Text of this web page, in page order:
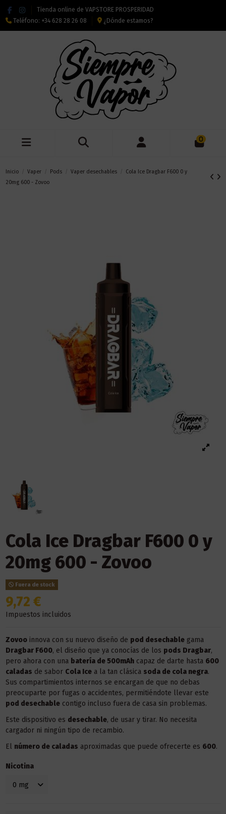
Tienda online de VAPSTORE PROSPERIDAD
Teléfono: +34 628 28 26 08 ¿Dónde estamos?
0
Inicio Vaper Pods Vaper desechables
Cola Ice Dragbar F600 0 y
20mg 600 - Zovoo
Cola Ice Dragbar F600 0 y
20mg 600 - Zovoo
Fuera de stock
9,72 €
Impuestos incluidos
Zovooinnova con su nuevo diseño de pod desechablegama
Dragbar F600, el diseño que ya conocías de los pods Dragbar,
pero ahora con una batería de 500mAhcapaz de darte hasta 600
caladas de sabor Cola Icea la tan clásica soda de cola negra.
Sus compartimientos internos se encargan de que no debas
preocuparte por fugas o accidentes, permitiéndote llevar este
pod desechablecontigo incluso fuera de casa sin problemas.
Este dispositivo es desechable, de usar y tirar. No necesita
cargador ni ningún tipo de recambio.
El número de caladas aproximadas que puede ofrecerte es 600.
Nicotina